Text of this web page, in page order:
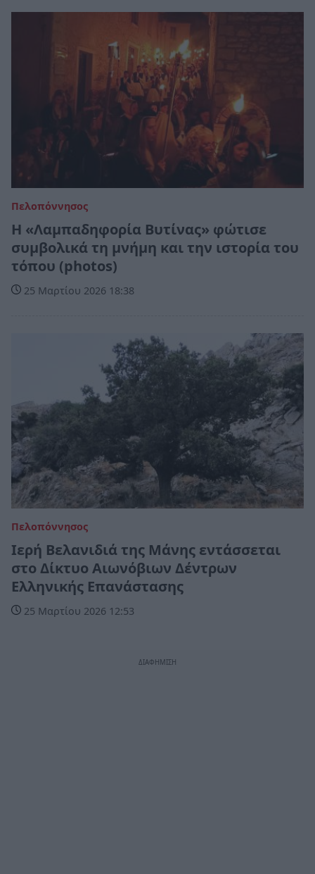
Πελοπόννησος
Η «Λαμπαδηφορία Βυτίνας» φώτισε
συμβολικά τη μνήμη και την ιστορία του
τόπου (photos)
25 Μαρτίου 2026 18:38
Πελοπόννησος
Ιερή Βελανιδιά της Μάνης εντάσσεται
στο Δίκτυο Αιωνόβιων Δέντρων
Ελληνικής Επανάστασης
25 Μαρτίου 2026 12:53